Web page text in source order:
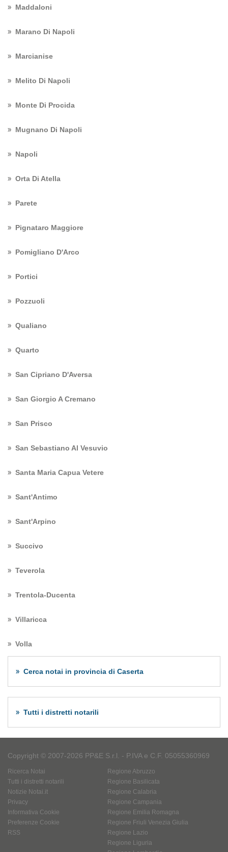
Maddaloni
Marano Di Napoli
Marcianise
Melito Di Napoli
Monte Di Procida
Mugnano Di Napoli
Napoli
Orta Di Atella
Parete
Pignataro Maggiore
Pomigliano D'Arco
Portici
Pozzuoli
Qualiano
Quarto
San Cipriano D'Aversa
San Giorgio A Cremano
San Prisco
San Sebastiano Al Vesuvio
Santa Maria Capua Vetere
Sant'Antimo
Sant'Arpino
Succivo
Teverola
Trentola-Ducenta
Villaricca
Volla
Cerca notai in provincia di Caserta
Tutti i distretti notarili
Copyright © 2007-2026 PP&E S.r.l. - P.IVA e C.F. 05055360969
Ricerca Notai
Tutti i distretti notarili
Notizie Notai.it
Privacy
Informativa Cookie
Preferenze Cookie
RSS
Regione Abruzzo
Regione Basilicata
Regione Calabria
Regione Campania
Regione Emilia Romagna
Regione Friuli Venezia Giulia
Regione Lazio
Regione Liguria